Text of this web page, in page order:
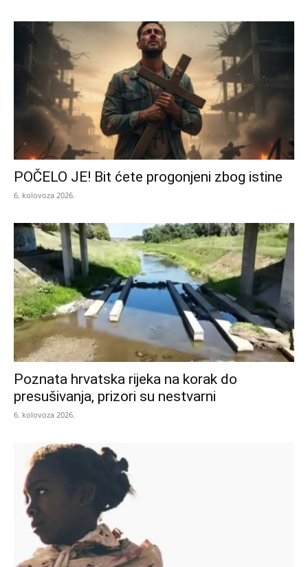
POČELO JE! Bit ćete progonjeni zbog istine
6. kolovoza 2026.
Poznata hrvatska rijeka na korak do
presušivanja, prizori su nestvarni
6. kolovoza 2026.